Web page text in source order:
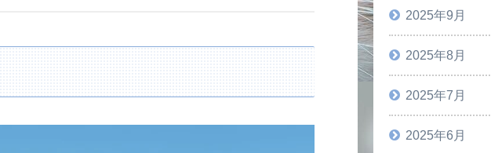
2025年9月
2025年8月
2025年7月
2025年6月